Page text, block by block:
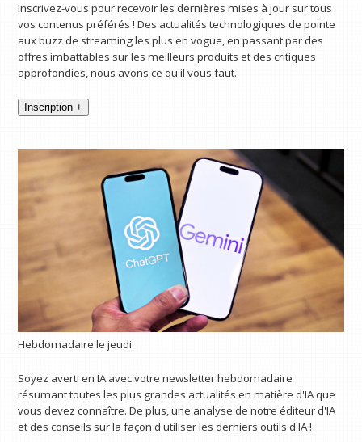
Inscrivez-vous pour recevoir les dernières mises à jour sur tous
vos contenus préférés ! Des actualités technologiques de pointe
aux buzz de streaming les plus en vogue, en passant par des
offres imbattables sur les meilleurs produits et des critiques
approfondies, nous avons ce qu'il vous faut.
Inscription +
Hebdomadaire le jeudi
Soyez averti en IA avec votre newsletter hebdomadaire
résumant toutes les plus grandes actualités en matière d'IA que
vous devez connaître. De plus, une analyse de notre éditeur d'IA
et des conseils sur la façon d'utiliser les derniers outils d'IA !